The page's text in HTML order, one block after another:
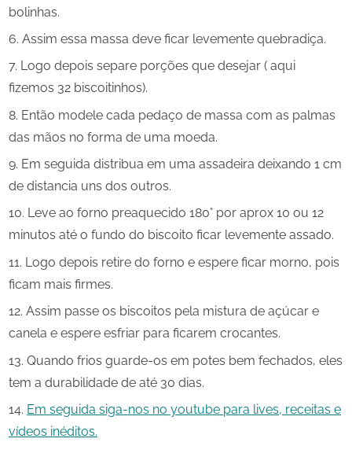
bolinhas.
Assim essa massa deve ficar levemente quebradiça.
Logo depois separe porções que desejar ( aqui
fizemos 32 biscoitinhos).
Então modele cada pedaço de massa com as palmas
das mãos no forma de uma moeda.
Em seguida distribua em uma assadeira deixando 1 cm
de distancia uns dos outros.
Leve ao forno preaquecido 180° por aprox 10 ou 12
minutos até o fundo do biscoito ficar levemente assado.
Logo depois retire do forno e espere ficar morno, pois
ficam mais firmes.
Assim passe os biscoitos pela mistura de açúcar e
canela e espere esfriar para ficarem crocantes.
Quando frios guarde-os em potes bem fechados, eles
tem a durabilidade de até 30 dias.
Em seguida siga-nos no youtube para lives, receitas e
vídeos inéditos.